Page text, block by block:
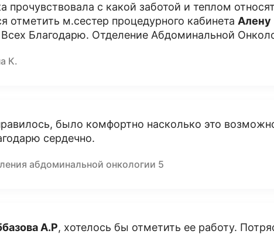
прочувствовала с какой заботой и теплом
отметить м.сестер процедурного кабинета Алену
Благодарю. Отделение Абдоминальной
К.
было комфортно насколько это
сердечно.
абдоминальной онкологии 5
А.Р, хотелось бы отметить ее работу.